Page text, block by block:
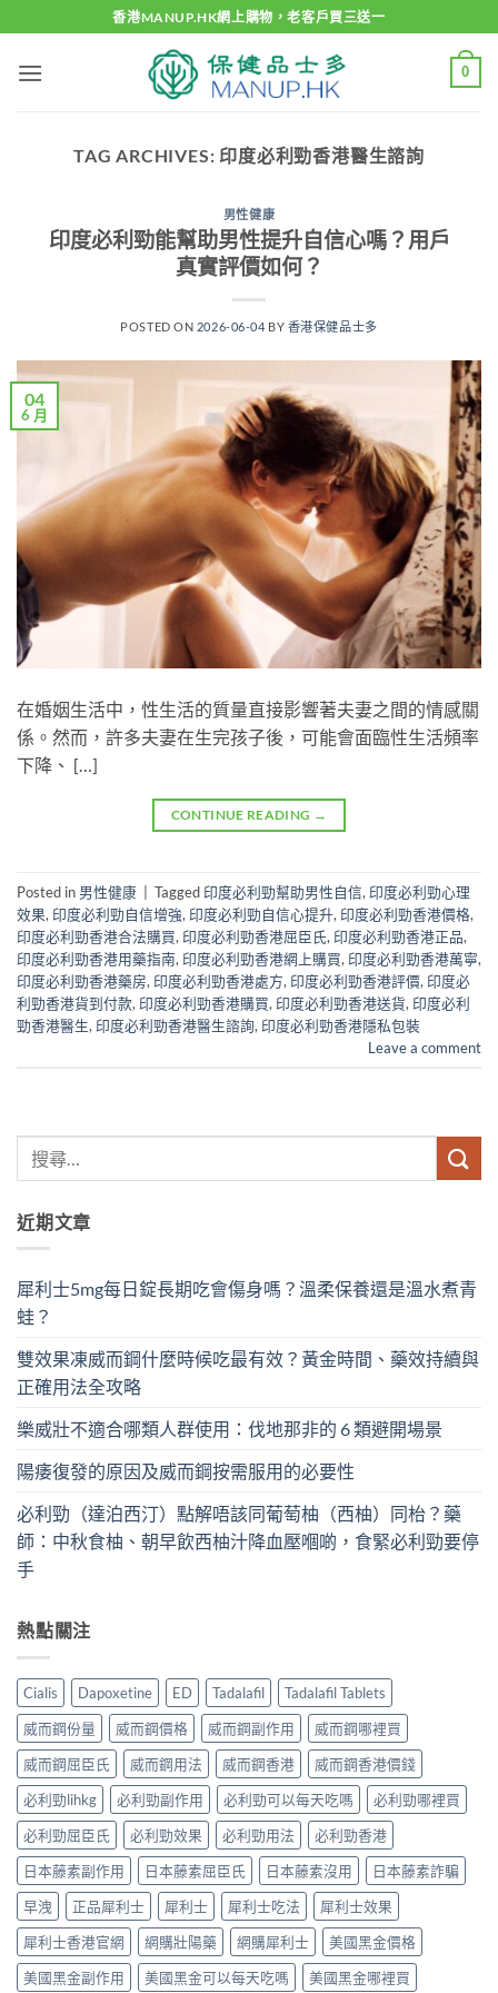
to
content
香港MANUP.HK網上購物，老客戶買三送一
0
TAG ARCHIVES: 印度必利勁香港醫生諮詢
男性健康
印度必利勁能幫助男性提升自信心嗎？用戶
真實評價如何？
POSTED ON 2026-06-04 BY 香港保健品士多
04
6 月
在婚姻生活中，性生活的質量直接影響著夫妻之間的情感關
係。然而，許多夫妻在生完孩子後，可能會面臨性生活頻率
下降、 […]
CONTINUE READING →
Posted in 男性健康 Tagged 印度必利勁幫助男性自信, 印度必利勁心理
效果, 印度必利勁自信增強, 印度必利勁自信心提升, 印度必利勁香港價格,
印度必利勁香港合法購買, 印度必利勁香港屈臣氏, 印度必利勁香港正品,
印度必利勁香港用藥指南, 印度必利勁香港網上購買, 印度必利勁香港萬寧,
印度必利勁香港藥房, 印度必利勁香港處方, 印度必利勁香港評價, 印度必
利勁香港貨到付款, 印度必利勁香港購買, 印度必利勁香港送貨, 印度必利
勁香港醫生, 印度必利勁香港醫生諮詢, 印度必利勁香港隱私包裝
Leave a comment
近期文章
犀利士5mg每日錠長期吃會傷身嗎？溫柔保養還是溫水煮青
蛙？
雙效果凍威而鋼什麼時候吃最有效？黃金時間、藥效持續與
正確用法全攻略
樂威壯不適合哪類人群使用：伐地那非的 6 類避開場景
陽痿復發的原因及威而鋼按需服用的必要性
必利勁（達泊西汀）點解唔該同葡萄柚（西柚）同枱？藥
師：中秋食柚、朝早飲西柚汁降血壓嗰啲，食緊必利勁要停
手
熱點關注
Cialis Dapoxetine ED Tadalafil
Tadalafil Tablets
威而鋼份量
威而鋼價格 威而鋼副作用
威而鋼哪裡買
威而鋼屈臣氏
威而鋼用法 威而鋼香港
威而鋼香港價錢
必利勁lihkg
必利勁副作用 必利勁可以每天吃嗎
必利勁哪裡買
必利勁屈臣氏
必利勁效果 必利勁用法
必利勁香港
日本藤素副作用
日本藤素屈臣氏 日本藤素沒用
日本藤素詐騙
早洩
正品犀利士 犀利士 犀利士吃法
犀利士效果
犀利士香港官網
網購壯陽藥 網購犀利士
美國黑金價格
美國黑金副作用
美國黑金可以每天吃嗎 美國黑金哪裡買